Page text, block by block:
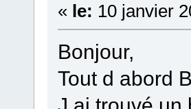
« le: 10 janvier
Bonjour,
Tout d abord